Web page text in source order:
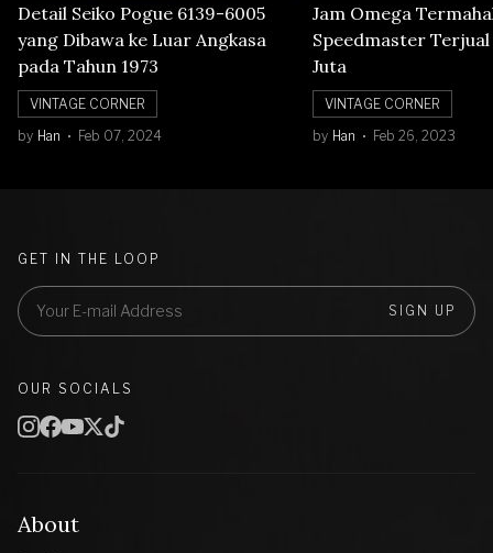
Detail Seiko Pogue 6139-6005
yang Dibawa ke Luar Angkasa
pada Tahun 1973
VINTAGE CORNER
by Han Feb 07, 2024
Jam Omega
Speedmaster Terjual
Juta
VINTAGE CORNER
by Han Feb 26, 2023
About
GET IN THE LOOP
SIGN UP
OUR SOCIALS